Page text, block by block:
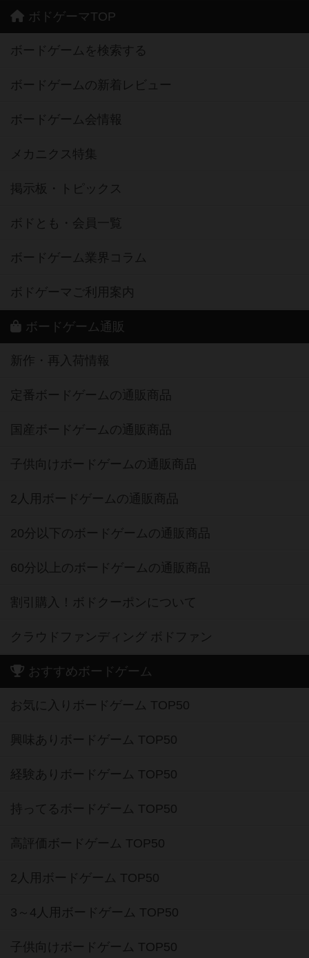
ボドゲーマTOP
ボードゲームを検索する
ボードゲームの新着レビュー
ボードゲーム会情報
メカニクス特集
掲示板・トピックス
ボドとも・会員一覧
ボードゲーム業界コラム
ボドゲーマご利用案内
ボードゲーム通販
新作・再入荷情報
定番ボードゲームの通販商品
国産ボードゲームの通販商品
子供向けボードゲームの通販商品
2人用ボードゲームの通販商品
20分以下のボードゲームの通販商品
60分以上のボードゲームの通販商品
割引購入！ボドクーポンについて
クラウドファンディング ボドファン
おすすめボードゲーム
お気に入りボードゲーム TOP50
興味ありボードゲーム TOP50
経験ありボードゲーム TOP50
持ってるボードゲーム TOP50
高評価ボードゲーム TOP50
2人用ボードゲーム TOP50
3～4人用ボードゲーム TOP50
子供向けボードゲーム TOP50